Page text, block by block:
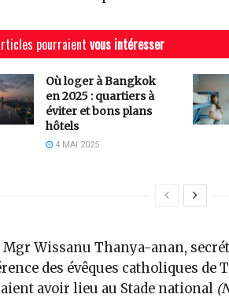
pourraient vous intéresser
Où loger à Bangkok
en 2025 : quartiers à
éviter et bons plans
hôtels
4 MAI 2025
Mgr Wissanu Thanya-anan,
des évêques catholiques de
avoir lieu au Stade national